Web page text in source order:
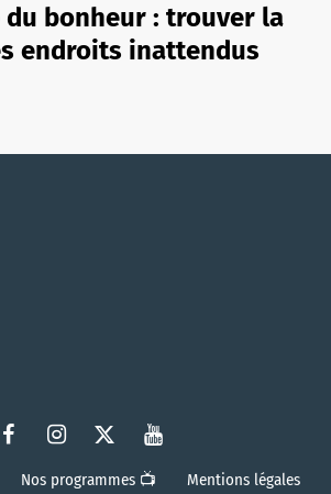
du bonheur : trouver la
endroits inattendus
Nos programmes 📺 Mentions légales